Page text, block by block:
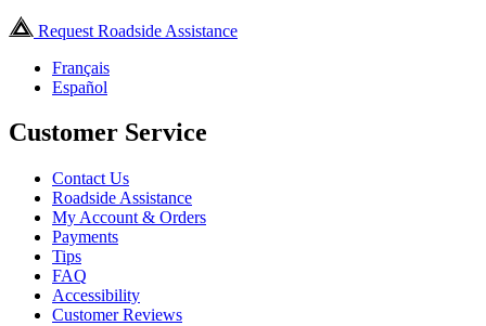
Request Roadside Assistance
Français
Español
Customer Service
Contact Us
Roadside Assistance
My Account & Orders
Payments
Tips
FAQ
Accessibility
Customer Reviews